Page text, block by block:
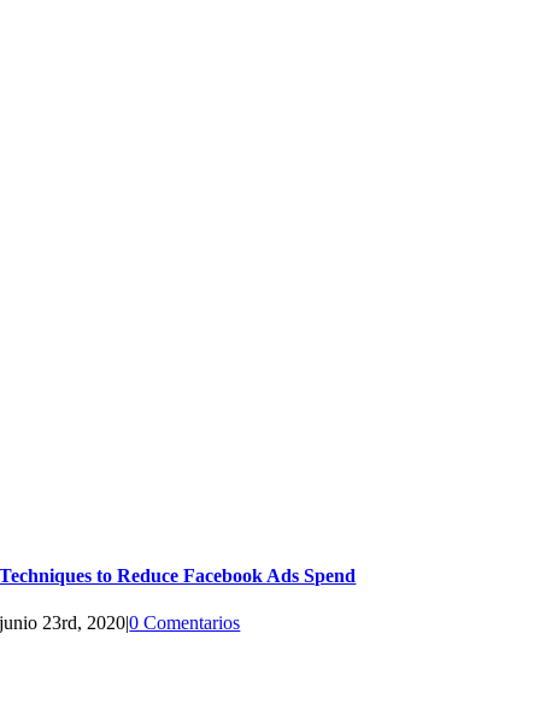
Techniques to Reduce Facebook Ads Spend
junio 23rd, 2020|0 Comentarios